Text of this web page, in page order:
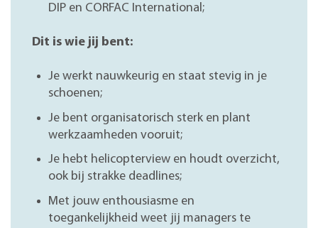
DIP en CORFAC International;
Dit is wie jij bent:
Je werkt nauwkeurig en staat stevig in je
schoenen;
Je bent organisatorisch sterk en plant
werkzaamheden vooruit;
Je hebt helicopterview en houdt overzicht,
ook bij strakke deadlines;
Met jouw enthousiasme en
toegankelijkheid weet jij managers te